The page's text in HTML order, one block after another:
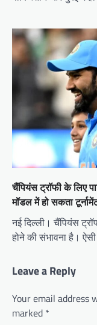
चैंपियंस ट्रॉफी के लिए
मॉडल में हो सकता
नई दिल्ली। चैंपियंस
होने की संभावना है।
Leave a Reply
Your email address
marked *